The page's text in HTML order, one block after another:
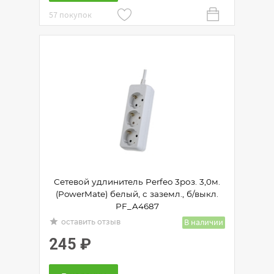
57 покупок
Сетевой удлинитель Perfeo 3роз. 3,0м.
(PowerMate) белый, с заземл., б/выкл.
PF_A4687
grade оставить отзыв В наличии
245 ₽